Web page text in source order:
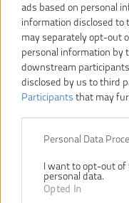
ads based on personal
information disclosed to
may separately opt-out
personal information by
downstream
disclosed by us to third
Participants that may
Personal Data
I want to opt-out of
personal data.
Opted In
165,00 €
Dostupnosť:
Číslo produktu:
Výrobca: